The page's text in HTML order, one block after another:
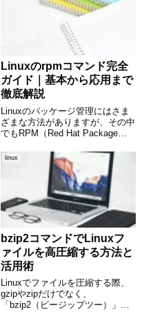
Linuxのrpmコマンド完全
ガイド｜基本から応用まで
徹底解説
Linuxのパッケージ管理にはさま
ざまな方法がありますが、その中
でもRPM（Red Hat Package
リビューション（RHEL、
CentOS、Fedoraなど）で広く使
用されています。rpmコ
linux
bzip2コマンドでLinuxフ
ァイルを高圧縮する方法と
活用術
Linuxでファイルを圧縮する際、
gzipやzipだけでなく、
「bzip2（ビージップツー）」と